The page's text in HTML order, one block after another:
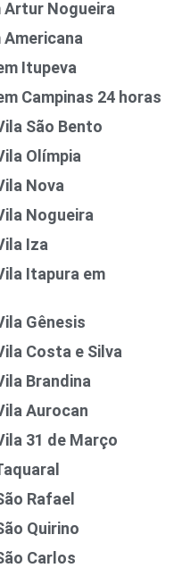
Artur Nogueira
Itupeva
Campinas 24 horas
São Bento
Olímpia
Nova
Nogueira
Iza
Itapura em
Gênesis
Costa e Silva
Brandina
Aurocan
31 de Março
Rafael
Quirino
Carlos